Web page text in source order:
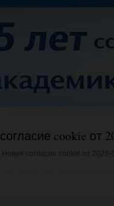
cookie от